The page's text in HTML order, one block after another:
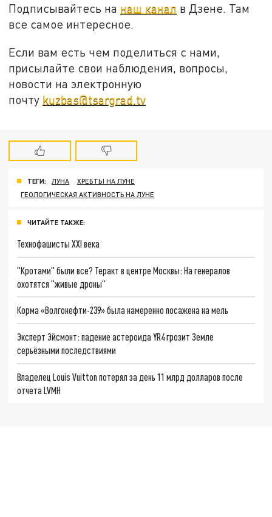
Подписывайтесь на наш канал в Дзене. Там
все самое интересное.
Если вам есть чем поделиться с нами,
присылайте свои наблюдения, вопросы,
новости на электронную
почту kuzbas@tsargrad.tv
ТЕГИ: ЛУНА
ХРЕБТЫ НА ЛУНЕ
ГЕОЛОГИЧЕСКАЯ АКТИВНОСТЬ НА ЛУНЕ
ЧИТАЙТЕ ТАКЖЕ:
Технофашисты XXI века
"Кротами" были все? Теракт в центре Москвы: На генералов
охотятся "живые дроны"
Корма «Волгонефти-239» была намеренно посажена на мель
Эксперт Эйсмонт: падение астероида YR4 грозит Земле
серьёзными последствиями
Владелец Louis Vuitton потерял за день 11 млрд долларов после
отчета LVMH